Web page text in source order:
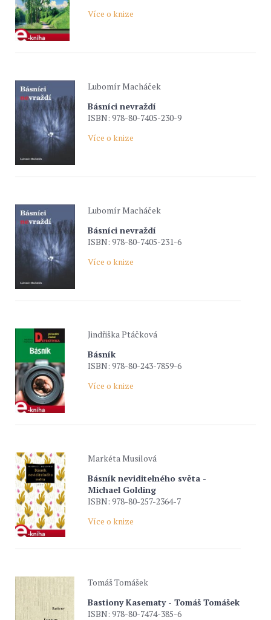
Více o knize
Lubomír Macháček
Básníci nevraždí
ISBN: 978-80-7405-230-9
Více o knize
Lubomír Macháček
Básníci nevraždí
ISBN: 978-80-7405-231-6
Více o knize
Jindřiška Ptáčková
Básník
ISBN: 978-80-243-7859-6
Více o knize
Markéta Musilová
Básník neviditelného světa -
Michael Golding
ISBN: 978-80-257-2364-7
Více o knize
Tomáš Tomášek
Bastiony Kasematy - Tomáš Tomášek
ISBN: 978-80-7474-385-6